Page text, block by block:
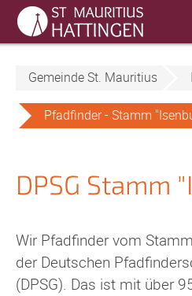
überspringen
Gemeinde St. Mauritius
Pfadfinder - Stamm
DPSG Stamm
Wir Pfadfinder vom
der Deutschen
(DPSG). Das ist mit über